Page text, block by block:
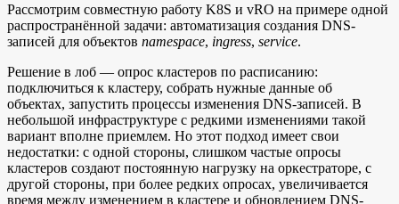
Рассмотрим совместную работу K8S и vRO на примере одной
распространённой задачи: автоматизация создания DNS-
записей для объектов namespace, ingress, service.
Решение в лоб — опрос кластеров по расписанию:
подключиться к кластеру, собрать нужные данные об
объектах, запустить процессы изменения DNS-записей. В
небольшой инфраструктуре с редкими изменениями такой
вариант вполне приемлем. Но этот подход имеет свои
недостатки: с одной стороны, слишком частые опросы
кластеров создают постоянную нагрузку на оркестраторе, с
другой стороны, при более редких опросах, увеличивается
время между изменением в кластере и обновлением DNS-